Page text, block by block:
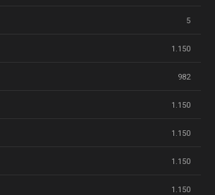
5
1.150
982
1.150
1.150
1.150
1.150